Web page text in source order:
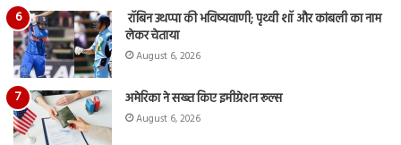
रॉबिन उथप्पा की भविष्यवाणी; पृथ्वी शॉ और कांबली का नाम
लेकर चेताया
August 6, 2026
अमेरिका ने सख्त किए इमीग्रेशन रूल्स
August 6, 2026